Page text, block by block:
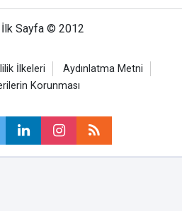
Sayfa © 2012
İlkeleri
Aydınlatma Metni
Korunması